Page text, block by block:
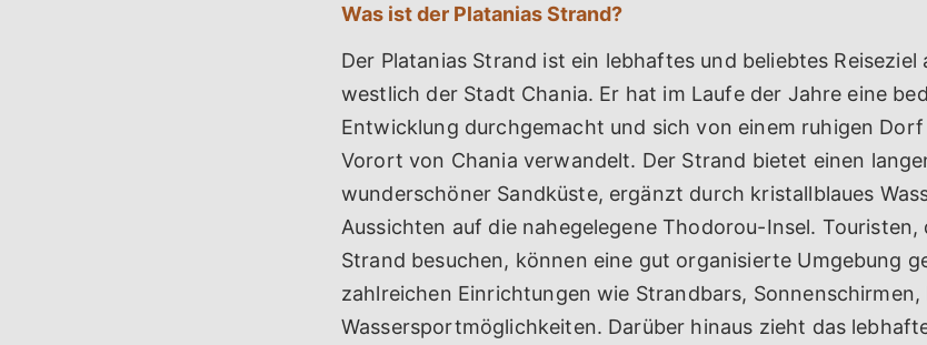
Was ist der Platanias Strand?
Der Platanias Strand ist ein lebhaftes und beliebtes Reiseziel
westlich der Stadt Chania. Er hat im Laufe der Jahre eine
Entwicklung durchgemacht und sich von einem ruhigen
Vorort von Chania verwandelt. Der Strand bietet einen
wunderschöner Sandküste, ergänzt durch kristallblaues
Aussichten auf die nahegelegene Thodorou-Insel. Touristen,
Strand besuchen, können eine gut organisierte Umgebung
zahlreichen Einrichtungen wie Strandbars, Sonnenschirmen,
Wassersportmöglichkeiten. Darüber hinaus zieht das